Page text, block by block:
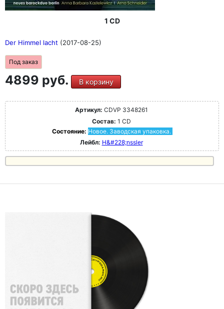
1 CD
Der Himmel lacht (2017-08-25)
Под заказ
4899 руб. В корзину
Артикул: CDVP 3348261
Состав: 1 CD
Состояние: Новое. Заводская упаковка.
Лейбл: H&#228;nssler